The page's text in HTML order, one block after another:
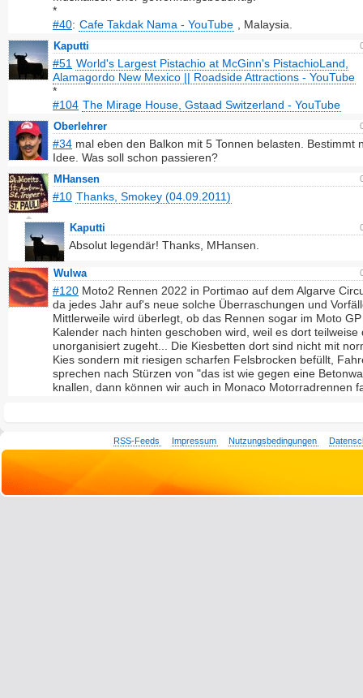
*
#40: Cafe Takdak Nama - YouTube , Malaysia.
Kaputti
#51 World's Largest Pistachio at McGinn's PistachioLand,
Alamagordo New Mexico || Roadside Attractions - YouTube
*
#104 The Mirage House, Gstaad Switzerland - YouTube
Oberlehrer
#34 mal eben den Balkon mit 5 Tonnen belasten. Bestimmt
Idee. Was soll schon passieren?
MHansen
#10 Thanks, Smokey (04.09.2011)
Kaputti
Absolut legendär! Thanks, MHansen.
Wulwa
#120 Moto2 Rennen 2022 in Portimao auf dem Algarve
da jedes Jahr auf's neue solche Überraschungen und
Mittlerweile wird überlegt, ob das Rennen sogar im Moto GP
Kalender nach hinten geschoben wird, weil es dort teilweise
unorganisiert zugeht... Die Kiesbetten dort sind nicht mit
Kies sondern mit riesigen scharfen Felsbrocken befüllt,
sprechen nach Stürzen von "das ist wie gegen eine
knallen, dann können wir auch in Monaco Motorradrennen
RSS-Feeds Impressum Nutzungsbedingungen